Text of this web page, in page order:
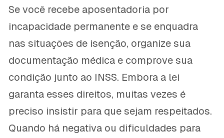
Se você recebe aposentadoria por
incapacidade permanente e se enquadra
nas situações de isenção, organize sua
documentação médica e comprove sua
condição junto ao INSS. Embora a lei
garanta esses direitos, muitas vezes é
preciso insistir para que sejam respeitados.
Quando há negativa ou dificuldades para